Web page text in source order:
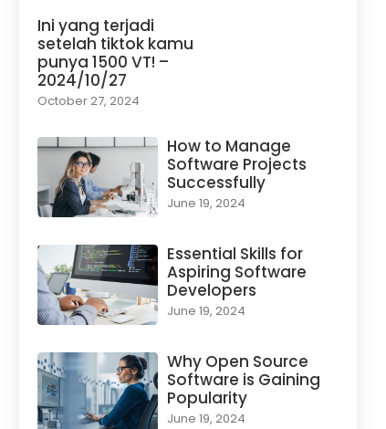
Ini yang terjadi
setelah tiktok kamu
punya 1500 VT! –
2024/10/27
October 27, 2024
How to Manage
Software Projects
Successfully
June 19, 2024
Essential Skills for
Aspiring Software
Developers
June 19, 2024
Why Open Source
Software is Gaining
Popularity
June 19, 2024